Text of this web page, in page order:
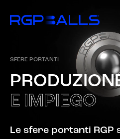
SFERE PORTANTI
PRODUZION
E IMPIEGO
Le sfere portanti RGP